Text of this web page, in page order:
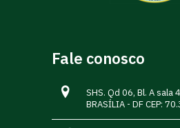
Fale conosco
SHS. Qd 06, Bl. A sala
BRASÍLIA - DF CEP: